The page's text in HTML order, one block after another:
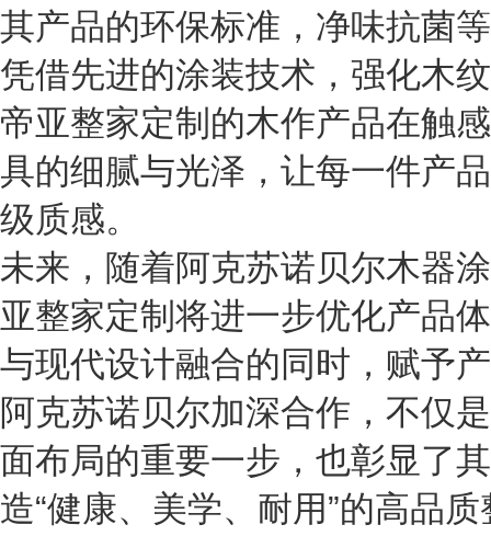
其产品的环保标准，净味抗菌
凭借先进的涂装技术，强化木
帝亚整家定制的木作产品在触
具的细腻与光泽，让每一件产
级质感。
未来，随着阿克苏诺贝尔木器
亚整家定制将进一步优化产品
与现代设计融合的同时，赋予
阿克苏诺贝尔加深合作，不仅
面布局的重要一步，也彰显了
造“健康、美学、耐用”的高品